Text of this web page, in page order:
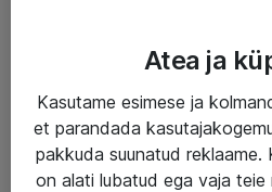
IT taristu
Haldusteenused
Garantii
Atea ja
Kasutame esimese ja
et parandada
pakkuda suunatud reklaame.
on alati lubatud ega vaja teie